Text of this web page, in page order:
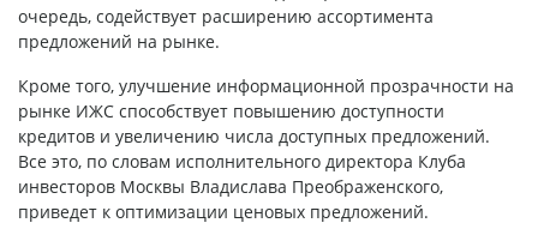
очередь, содействует расширению ассортимента
предложений на рынке.
Кроме того, улучшение информационной прозрачности на
рынке ИЖС способствует повышению доступности
кредитов и увеличению числа доступных предложений.
Все это, по словам исполнительного директора Клуба
инвесторов Москвы Владислава Преображенского,
приведет к оптимизации ценовых предложений.